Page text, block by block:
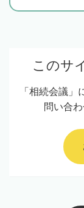
このサ
「相続会議
問い合